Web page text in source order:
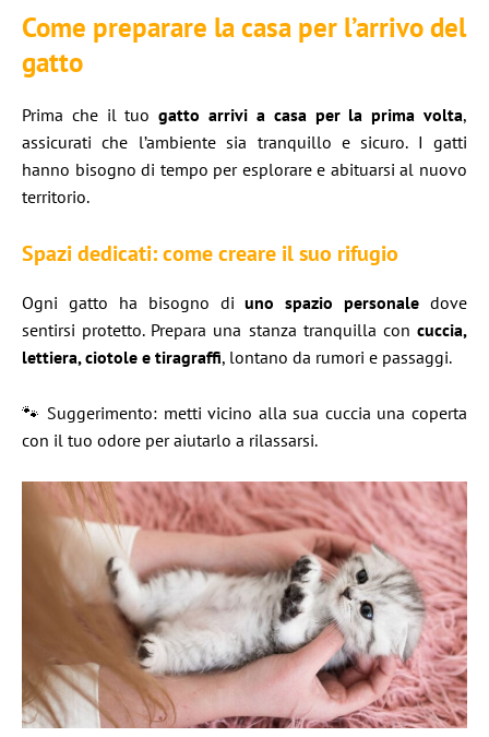
Come preparare la casa per l’arrivo del
gatto
Prima che il tuogatto arrivi a casa per la prima volta,
assicurati che l’ambiente sia tranquillo e sicuro. I gatti
hanno bisogno di tempo per esplorare e abituarsi al nuovo
territorio.
Spazi dedicati: come creare il suo rifugio
Ogni gatto ha bisogno diuno spazio personale dove
sentirsi protetto. Prepara una stanza tranquilla con cuccia,
lettiera, ciotole e tiragraffi, lontano da rumori e passaggi.
🐾 Suggerimento: metti vicino alla sua cuccia una coperta
con il tuo odore per aiutarlo a rilassarsi.